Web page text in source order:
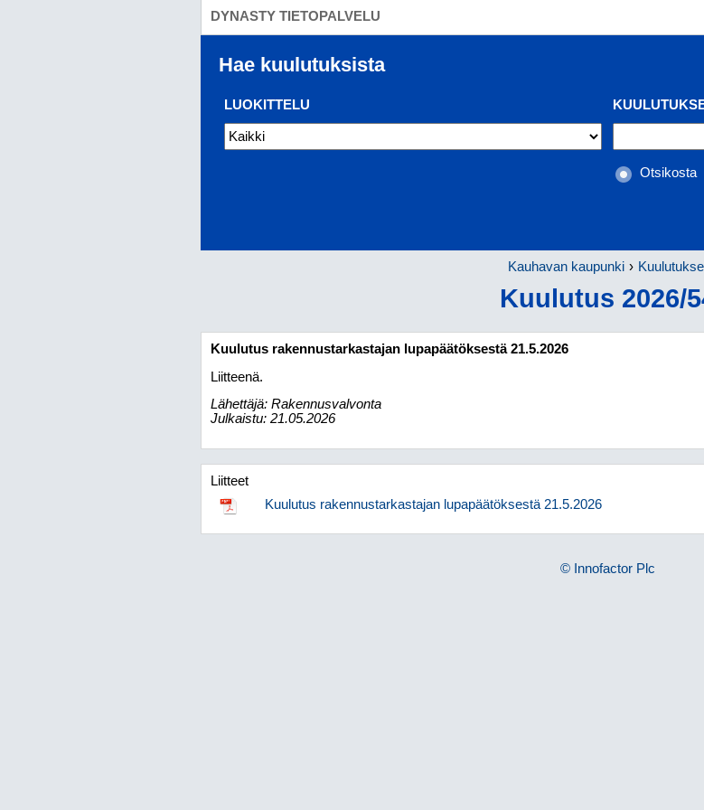
DYNASTY TIETOPALVELU
Hae kuulutuksista
LUOKITTELU
Otsikosta
Kauhavan kaupunki
Kuulutus 2026/
Kuulutus rakennustarkastajan lupapäätöksestä 21.5.2026
Liitteenä.
Lähettäjä: Rakennusvalvonta
Julkaistu: 21.05.2026
Liitteet
Kuulutus rakennustarkastajan lupapäätöksestä 21.5.2026
© Innofactor Plc